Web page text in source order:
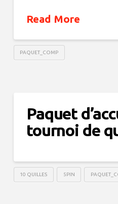
Read More
PAQUET_COMP
Paquet
tournoi de
10 QUILLES 5PIN